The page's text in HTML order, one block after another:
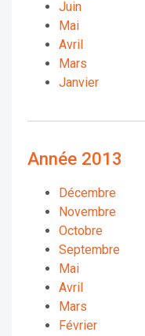
Juin
Mai
Avril
Mars
Janvier
Année 2013
Décembre
Novembre
Octobre
Septembre
Mai
Avril
Mars
Février